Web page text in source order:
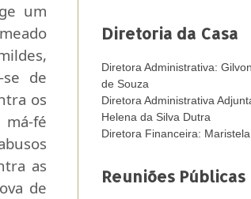
um
de
os
fé
as
de
Diretoria da Casa
Diretora Administrativa:
de Souza
Diretora Administrativa
Helena da Silva Dutra
Diretora Financeira:
Reuniões Públicas